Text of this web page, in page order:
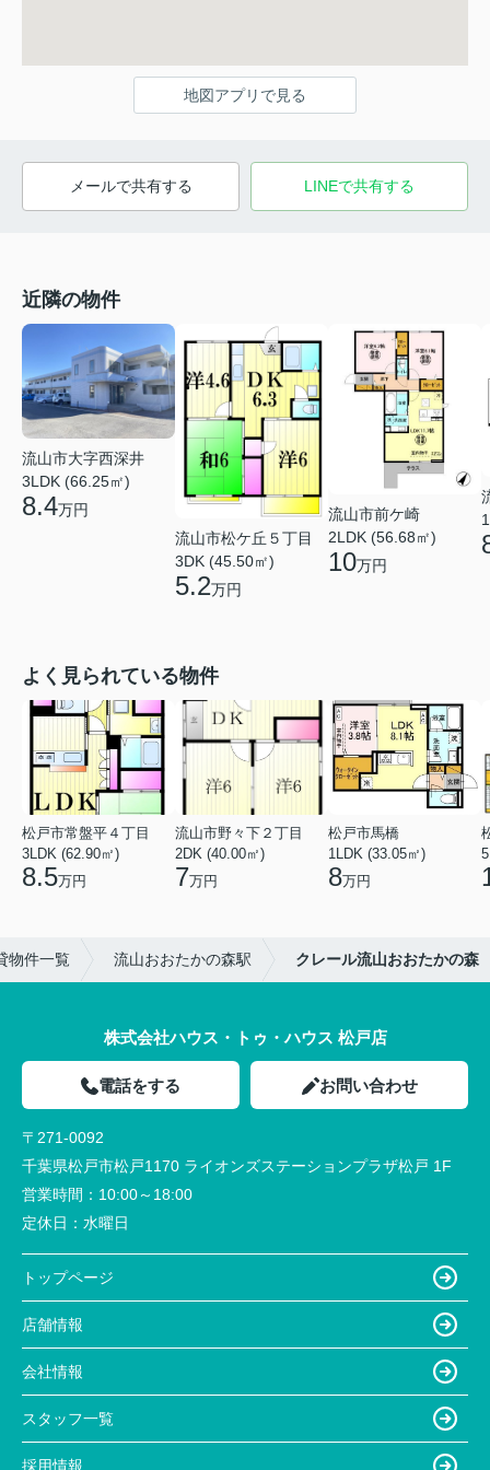
地図アプリで見る
メールで共有する LINEで共有する
近隣の物件
流山市大字西深井
3LDK (66.25㎡)
8.4万円
流山市松ケ丘５丁目
3DK (45.50㎡)
5.2万円
流山市前ケ崎
2LDK (56.68㎡)
10万円
よく見られている物件
松戸市常盤平４丁目
3LDK (62.90㎡)
8.5万円
流山市野々下２丁目
2DK (40.00㎡)
7万円
松戸市馬橋
1LDK (33.05㎡)
8万円
物件一覧 流山おおたかの森駅 クレール流山おおたかの森
株式会社ハウス・トゥ・ハウス 松戸店
電話をする お問い合わせ
〒271-0092
千葉県松戸市松戸1170 ライオンズステーションプラザ松戸 1F
営業時間： 10:00～18:00
定休日： 水曜日
トップページ
店舗情報
会社情報
スタッフ一覧
採用情報